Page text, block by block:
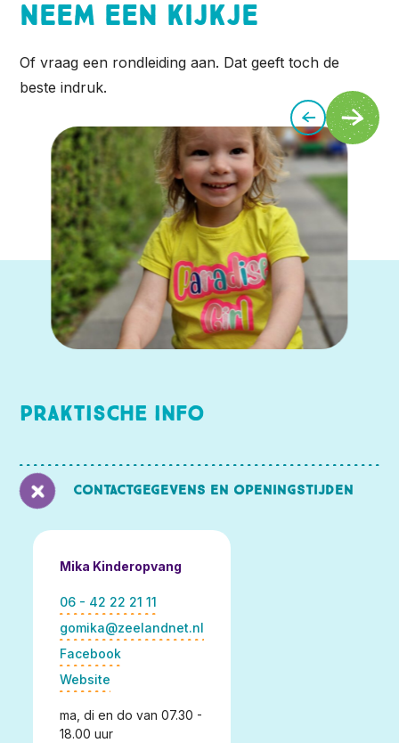
Neem een kijkje
Of vraag een rondleiding aan. Dat geeft toch de
beste indruk.
Praktische info
Contactgegevens en openingstijden
Mika Kinderopvang
06 - 42 22 21 11
gomika@zeelandnet.nl
Facebook
Website
ma, di en do van 07.30 -
18.00 uur